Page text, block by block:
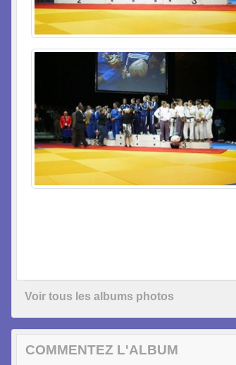
Voir tous les albums photos
COMMENTEZ L'ALBUM